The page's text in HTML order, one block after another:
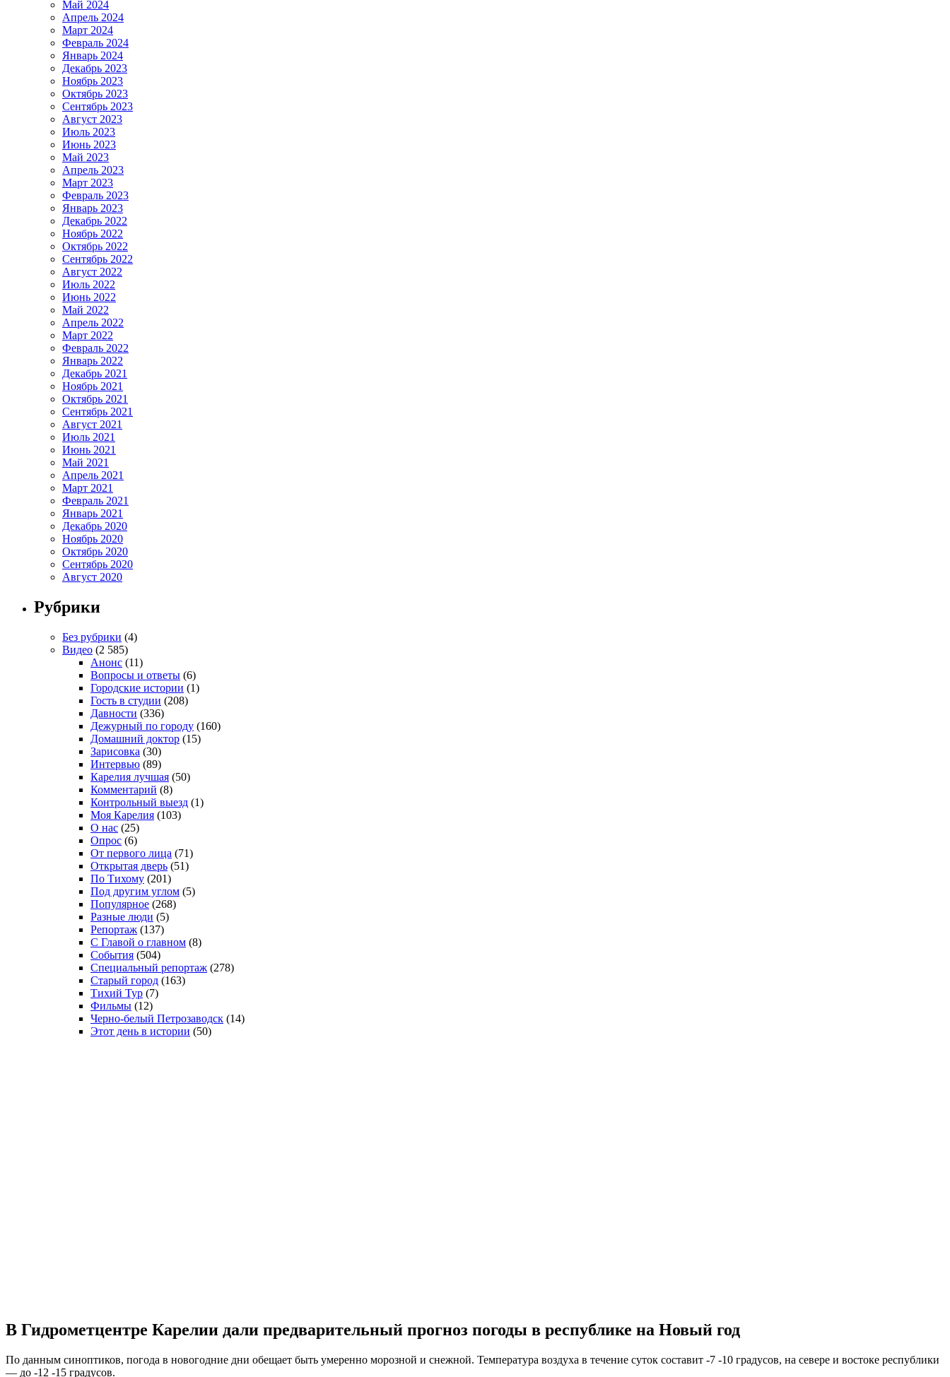
Май 2024
Апрель 2024
Март 2024
Февраль 2024
Январь 2024
Декабрь 2023
Ноябрь 2023
Октябрь 2023
Сентябрь 2023
Август 2023
Июль 2023
Июнь 2023
Май 2023
Апрель 2023
Март 2023
Февраль 2023
Январь 2023
Декабрь 2022
Ноябрь 2022
Октябрь 2022
Сентябрь 2022
Август 2022
Июль 2022
Июнь 2022
Май 2022
Апрель 2022
Март 2022
Февраль 2022
Январь 2022
Декабрь 2021
Ноябрь 2021
Октябрь 2021
Сентябрь 2021
Август 2021
Июль 2021
Июнь 2021
Май 2021
Апрель 2021
Март 2021
Февраль 2021
Январь 2021
Декабрь 2020
Ноябрь 2020
Октябрь 2020
Сентябрь 2020
Август 2020
Рубрики
Без рубрики (4)
Видео (2 585)
Анонс (11)
Вопросы и ответы (6)
Городские истории (1)
Гость в студии (208)
Давности (336)
Дежурный по городу (160)
Домашний доктор (15)
Зарисовка (30)
Интервью (89)
Карелия лучшая (50)
Комментарий (8)
Контрольный выезд (1)
Моя Карелия (103)
О нас (25)
Опрос (6)
От первого лица (71)
Открытая дверь (51)
По Тихому (201)
Под другим углом (5)
Популярное (268)
Разные люди (5)
Репортаж (137)
С Главой о главном (8)
События (504)
Специальный репортаж (278)
Старый город (163)
Тихий Тур (7)
Фильмы (12)
Черно-белый Петрозаводск (14)
Этот день в истории (50)
В Гидрометцентре Карелии дали предварительный прогноз погоды в республике на Новый год
По данным синоптиков, погода в новогодние дни обещает быть умеренно морозной и снежной. Температура воздуха в течение суток составит -7 -10 градусов, на севере и востоке республики
— до -12 -15 градусов.